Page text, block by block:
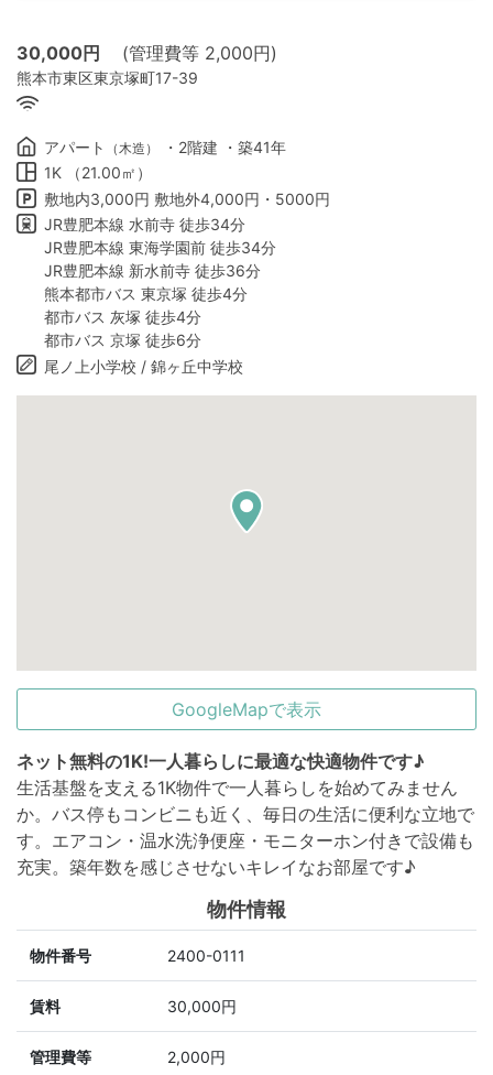
30,000円 (管理費等 2,000円)
熊本市東区東京塚町17-39
アパート （木造）
・2階建 ・築41年
1K （21.00㎡）
敷地内3,000円 敷地外4,000円・5000円
JR豊肥本線 水前寺 徒歩34分
JR豊肥本線 東海学園前 徒歩34分
JR豊肥本線 新水前寺 徒歩36分
熊本都市バス 東京塚 徒歩4分
都市バス 灰塚 徒歩4分
都市バス 京塚 徒歩6分
尾ノ上小学校 / 錦ヶ丘中学校
GoogleMapで表示
ネット無料の1K!一人暮らしに最適な快適物件です♪
生活基盤を支える1K物件で一人暮らしを始めてみません
か。バス停もコンビニも近く、毎日の生活に便利な立地で
す。エアコン・温水洗浄便座・モニターホン付きで設備も
充実。築年数を感じさせないキレイなお部屋です♪
物件情報
物件番号 2400-0111
賃料 30,000円
管理費等 2,000円